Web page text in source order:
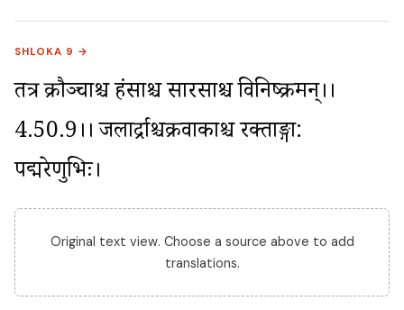
SHLOKA 9 →
तत्र क्रौञ्चाश्च हंसाश्च सारसाश्च विनिष्क्रमन्।।
4.50.9।। जलार्द्राश्चक्रवाकाश्च रक्ताङ्गा:
पद्मरेणुभिः।
Original text view. Choose a source above to add
translations.